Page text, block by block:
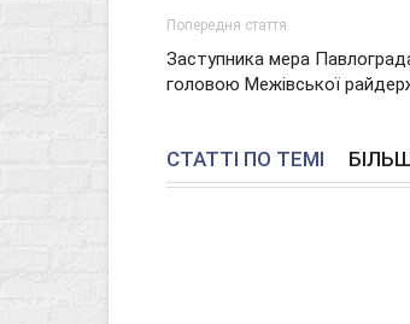
Попередня стаття
Заступника мера
головою Межівської
СТАТТІ ПО ТЕМІ